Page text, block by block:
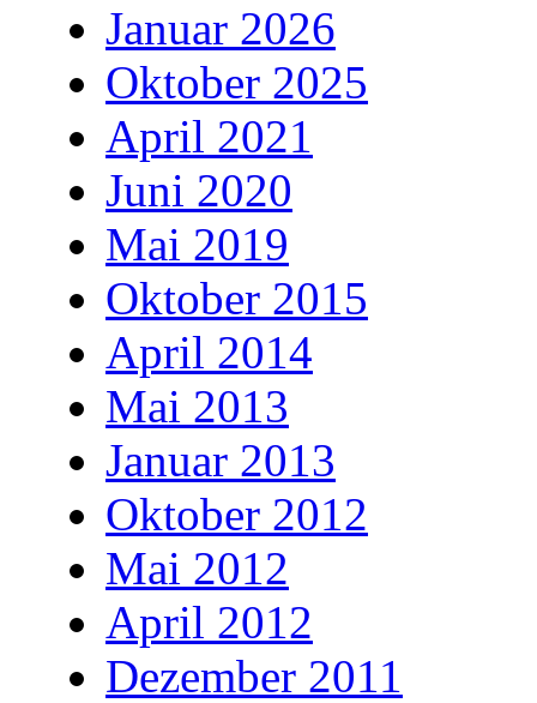
Januar 2026
Oktober 2025
April 2021
Juni 2020
Mai 2019
Oktober 2015
April 2014
Mai 2013
Januar 2013
Oktober 2012
Mai 2012
April 2012
Dezember 2011